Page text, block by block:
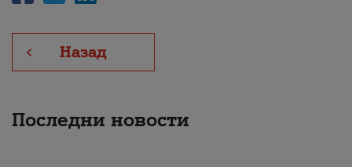
Назад
Последни новости